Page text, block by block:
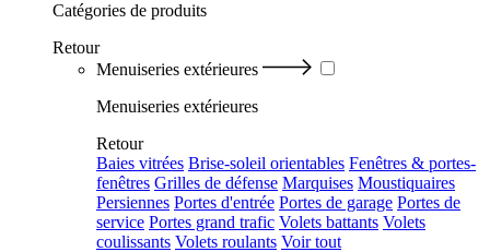
Catégories de produits
Retour
Menuiseries extérieures
Menuiseries extérieures
Retour
Baies vitrées Brise-soleil orientables Fenêtres & portes-
fenêtres Grilles de défense Marquises Moustiquaires
Persiennes Portes d'entrée Portes de garage Portes de
service Portes grand trafic Volets battants Volets
coulissants Volets roulants Voir tout